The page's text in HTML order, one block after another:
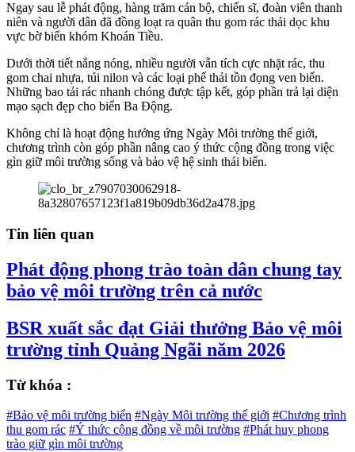
Ngay sau lễ phát động, hàng trăm cán bộ, chiến sĩ, đoàn viên thanh
niên và người dân đã đồng loạt ra quân thu gom rác thải dọc khu
vực bờ biển khóm Khoán Tiều.
Dưới thời tiết nắng nóng, nhiều người vẫn tích cực nhặt rác, thu
gom chai nhựa, túi nilon và các loại phế thải tồn đọng ven biển.
Những bao tải rác nhanh chóng được tập kết, góp phần trả lại diện
mạo sạch đẹp cho biển Ba Động.
Không chỉ là hoạt động hưởng ứng Ngày Môi trường thế giới,
chương trình còn góp phần nâng cao ý thức cộng đồng trong việc
gìn giữ môi trường sống và bảo vệ hệ sinh thái biển.
Tin liên quan
Phát động phong trào toàn dân chung tay
bảo vệ môi trường trên cả nước
BSR xuất sắc đạt Giải thưởng Bảo vệ môi
trường tỉnh Quảng Ngãi năm 2026
Từ khóa :
#Bảo vệ môi trường biển #Ngày Môi trường thế giới #Chương trình
thu gom rác #Ý thức cộng đồng về môi trường #Phát huy phong
trào giữ gìn môi trường